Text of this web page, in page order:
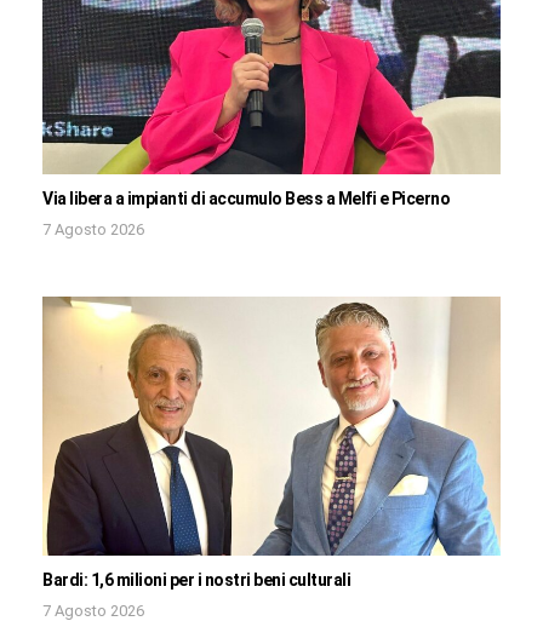
Via libera a impianti di accumulo Bess a Melfi e Picerno
7 Agosto 2026
Bardi: 1,6 milioni per i nostri beni culturali
7 Agosto 2026